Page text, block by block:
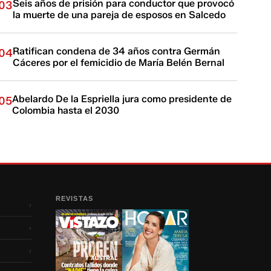
Seis años de prisión para conductor que provocó
la muerte de una pareja de esposos en Salcedo
Ratifican condena de 34 años contra Germán
Cáceres por el femicidio de María Belén Bernal
Abelardo De la Espriella jura como presidente de
Colombia hasta el 2030
›
›
›
REVISTAS